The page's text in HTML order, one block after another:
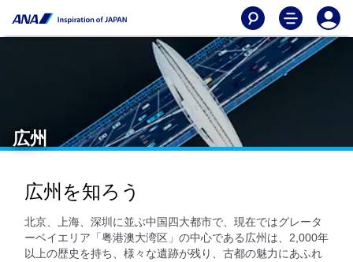
広州
広州を知ろう
北京、上海、深圳に並ぶ中国四大都市で、現在ではグレータ
ーベイエリア「粤港澳大湾区」の中心である広州は、2,000年
以上の歴史を持ち、様々な遺跡が残り、古都の魅力にあふれ